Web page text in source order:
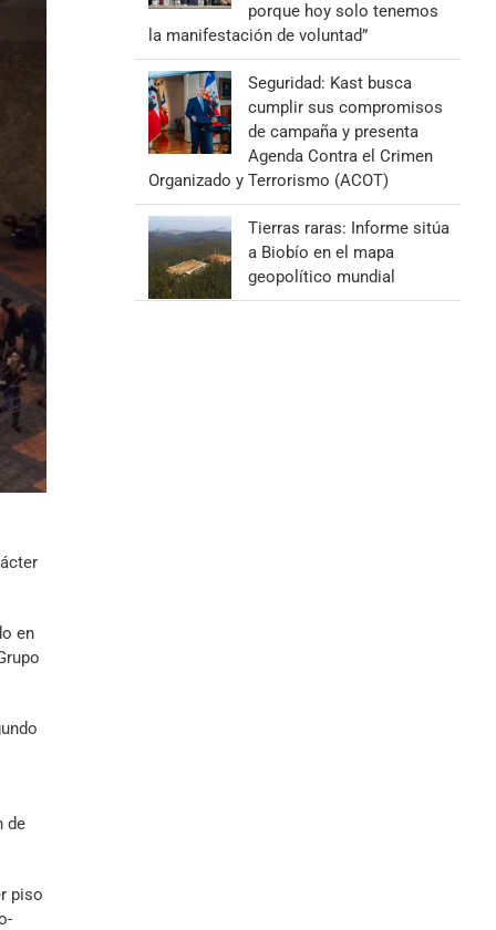
en
de
piso
porque hoy solo tenemos
la manifestación de voluntad”
Seguridad: Kast busca
cumplir sus compromisos
de campaña y presenta
Agenda Contra el Crimen
Organizado y Terrorismo (ACOT)
Tierras raras: Informe sitúa
a Biobío en el mapa
geopolítico mundial